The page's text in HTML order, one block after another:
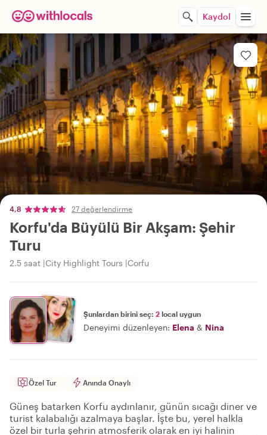
Kaydol
4,8 27 değerlendirme
Korfu'da Büyülü Bir Akşam: Şehir
Turu
2.5 saat City Highlight Tours Corfu
Şunlardan birini seç: 2 local uygun
Deneyimi düzenleyen: Elena & Nina
Özel Tur Anında Onaylı
Güneş batarken Korfu aydınlanır, günün sıcağı diner ve
turist kalabalığı azalmaya başlar. İşte bu, yerel halkla
özel bir turla şehrin atmosferik olarak en iyi halinin